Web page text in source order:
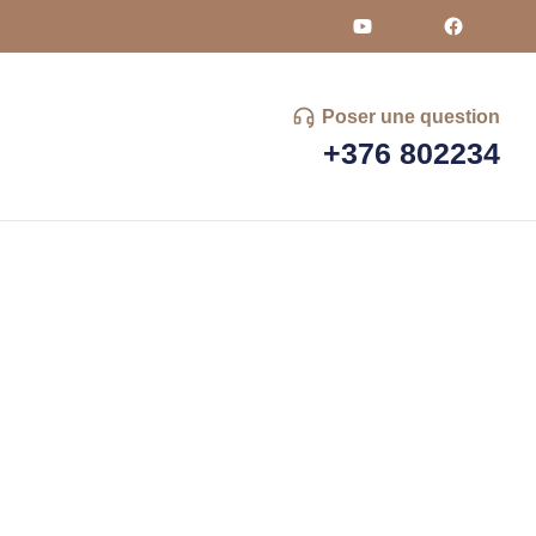
Poser une question
+376 802234